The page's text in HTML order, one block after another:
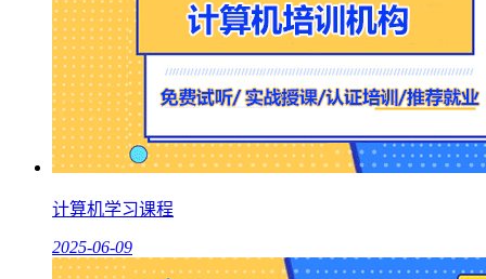
计算机学习课程
2025-06-09